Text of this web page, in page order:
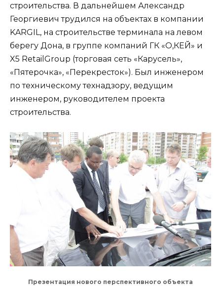
строительства. В дальнейшем Александр
Георгиевич трудился на объектах в компании
KARGIL, на строительстве терминала на левом
берегу Дона, в группе компаний ГК «О,КЕЙ» и
X5 RetailGroup (торговая сеть «Карусель»,
«Пятерочка», «Перекресток»). Был инженером
по техническому технадзору, ведущим
инженером, руководителем проекта
строительства.
Презентация нового перспективного объекта